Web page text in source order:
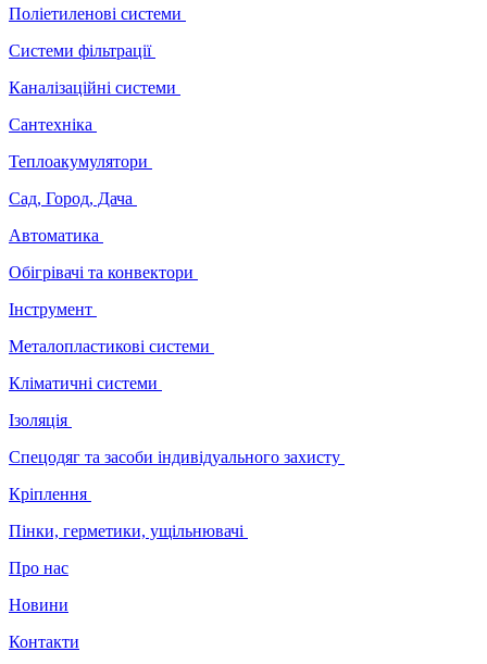
Поліетиленові системи
Системи фільтрації
Каналізаційні системи
Сантехніка
Теплоакумулятори
Сад, Город, Дача
Автоматика
Обігрівачі та конвектори
Інструмент
Металопластикові системи
Кліматичні системи
Ізоляція
Спецодяг та засоби індивідуального захисту
Кріплення
Пінки, герметики, ущільнювачі
Про нас
Новини
Контакти